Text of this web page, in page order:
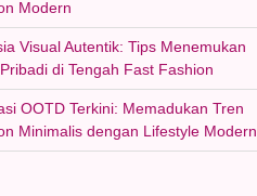
Modern
Visual Autentik: Tips Menemukan
di Tengah Fast Fashion
OOTD Terkini: Memadukan Tren
Minimalis dengan Lifestyle Modern